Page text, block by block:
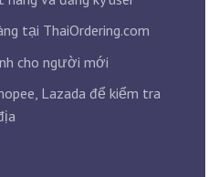
tại ThaiOrdering.com
cho người mới
Lazada để kiểm tra